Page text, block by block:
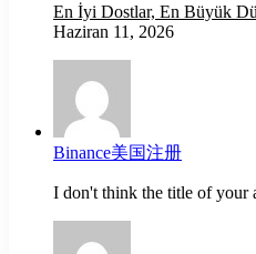
En İyi Dostlar, En Büyük
Haziran 11, 2026
Binance美国注册
I don't think the title of your